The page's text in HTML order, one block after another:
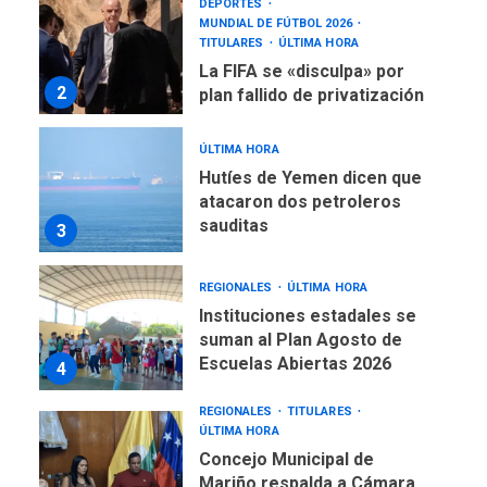
2
La FIFA se «disculpa» por
plan fallido de privatización
3
ÚLTIMA HORA
atacaron dos petroleros
4
REGIONALES
suman al Plan Agosto de
5
REGIONALES
TITULARES
ÚLTIMA HORA
Mariño respalda a Cámara
de Ley de Puerto Libre